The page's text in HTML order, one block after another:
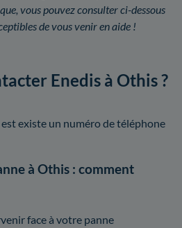
vous pouvez consulter ci-dessous
de vous venir en aide !
Enedis à Othis ?
existe un numéro de téléphone
à Othis : comment
face à votre panne